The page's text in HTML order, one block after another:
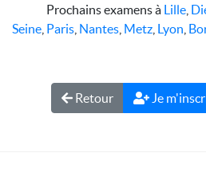
Prochains examens à Lille
Seine Paris Nantes Metz Lyon
Retour Je